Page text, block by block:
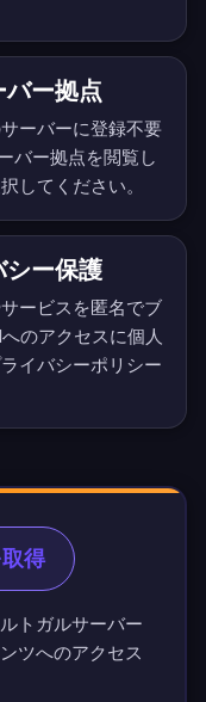
ー拠点
ーバーに登録不要
バー拠点を閲覧 し
してください。
シー保護
ービスを匿名でブ
のアクセスに個人
イバシーポリシー
得
トガルサーバー
ツへのアクセス